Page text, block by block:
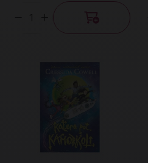
Količina